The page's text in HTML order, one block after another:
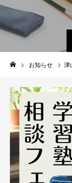
お知らせ 津